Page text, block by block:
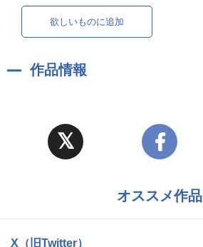
欲しいものに追加
作品情報
オススメ作品
X（旧Twitter）